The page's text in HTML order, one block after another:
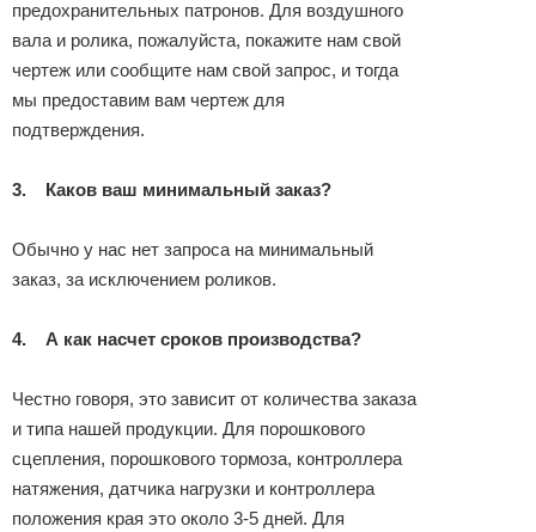
предохранительных патронов. Для воздушного
вала и ролика, пожалуйста, покажите нам свой
чертеж или сообщите нам свой запрос, и тогда
мы предоставим вам чертеж для
подтверждения.
3. Каков ваш минимальный заказ?
Обычно у нас нет запроса на минимальный
заказ, за ​​исключением роликов.
4. А как насчет сроков производства?
Честно говоря, это зависит от количества заказа
и типа нашей продукции. Для порошкового
сцепления, порошкового тормоза, контроллера
натяжения, датчика нагрузки и контроллера
положения края это около 3-5 дней. Для